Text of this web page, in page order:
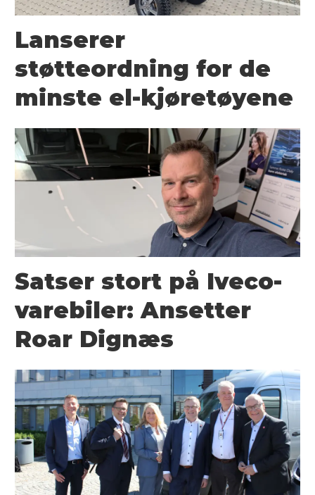
Lanserer
støtteordning for de
minste el-kjøretøyene
Satser stort på Iveco-
varebiler: Ansetter
Roar Dignæs